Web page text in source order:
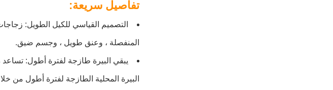
تفاصيل سريعة:
التصميم القياسي للكيل الطويل:
المنفصلة ، وعنق طويل ، وجسم ضيق.
البيرة المحلية الطازجة لفترة أطول من